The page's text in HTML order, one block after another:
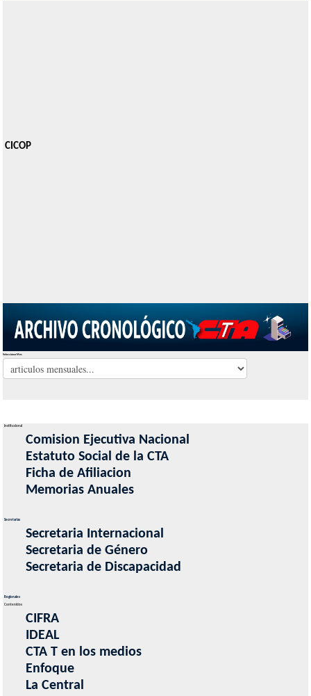
CICOP
Seleccionar Mes
Institucional
Comision Ejecutiva Nacional
Estatuto Social de la CTA
Ficha de Afiliacion
Memorias Anuales
Secretarias
Secretaria Internacional
Secretaria de Género
Secretaria de Discapacidad
Regionales
Contenidos
CIFRA
IDEAL
CTA T en los medios
Enfoque
La Central